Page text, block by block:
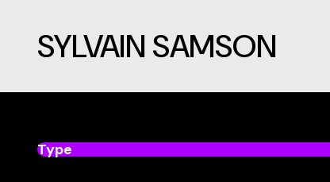
SYLVAIN SAMSON
Type
dans